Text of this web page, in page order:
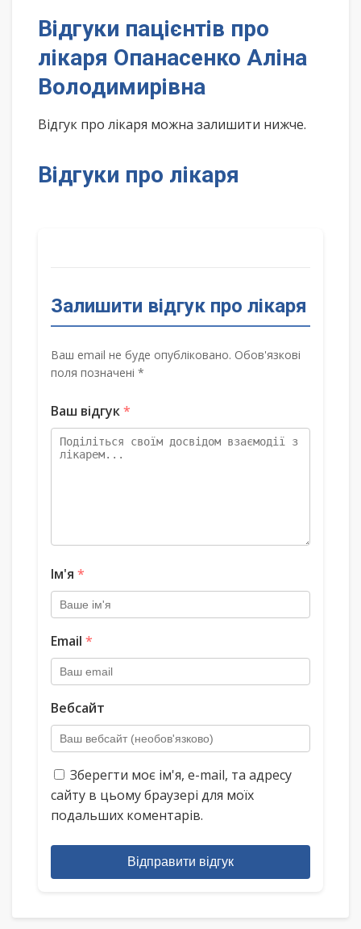
Відгуки пацієнтів про
лікаря Опанасенко Аліна
Володимирівна
Відгук про лікаря можна залишити нижче.
Відгуки про лікаря
Залишити відгук про лікаря
Ваш email не буде опубліковано. Обов'язкові
поля позначені *
Ваш відгук*
Ім'я *
Email *
Вебсайт
Зберегти моє ім'я, e-mail, та адресу
сайту в цьому браузері для моїх
подальших коментарів.
Відправити відгук